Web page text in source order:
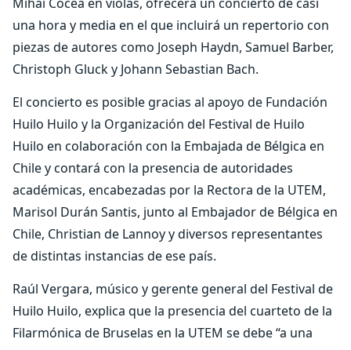
una hora y media en el que incluirá un repertorio con
piezas de autores como Joseph Haydn, Samuel Barber,
Christoph Gluck y Johann Sebastian Bach.
El concierto es posible gracias al apoyo de Fundación
Huilo Huilo y la Organización del Festival de Huilo
Huilo en colaboración con la Embajada de Bélgica en
Chile y contará con la presencia de autoridades
académicas, encabezadas por la Rectora de la UTEM,
Marisol Durán Santis, junto al Embajador de Bélgica en
Chile, Christian de Lannoy y diversos representantes
de distintas instancias de ese país.
Raúl Vergara, músico y gerente general del Festival de
Huilo Huilo, explica que la presencia del cuarteto de la
Filarmónica de Bruselas en la UTEM se debe “a una